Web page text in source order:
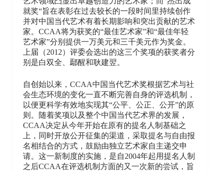
就奖“旨在表彰在过去较长的一段时间里持续创作
并对中国当代艺术有着长期影响和突出贡献的艺术
家。CCAA将为获奖的“最佳艺术家”和“最佳年轻
艺术家”分别提供一万美元和三千美元作为奖金。
上届（2012）评委会选出的这三个奖项的获奖者分
别是白双全、鄢醒和耿建翌。
自创始以来，CCAA中国当代艺术奖根据艺术与社
会生态环境的变化一直不断完善自身的评选机制，
以便更科学有效地实现其“公平、公正、公开”的原
则。随着奖项以及整个中国当代艺术界的发展，
CCAA决定从今年开始在原有的提名人制基础之
上，同时开放公开征集的渠道，采取提名与自由报
名相结合的方式，鼓励由独立艺术家自主递交申
请。这一新制度的实施，是自2004年起用提名人制
之后CCAA在评选机制方面的又一次新的尝试，旨